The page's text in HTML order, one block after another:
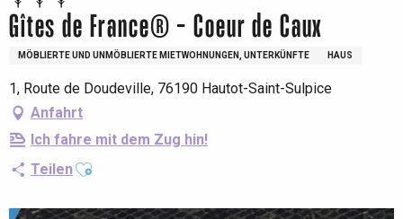
Gîtes de France® - Coeur de Caux
MÖBLIERTE UND UNMÖBLIERTE MIETWOHNUNGEN, UNTERKÜNFTE HAUS
1, Route de Doudeville, 76190 Hautot-Saint-Sulpice
Anfahrt
Ich fahre mit dem Zug hin!
TeilenAjouter aux favoris